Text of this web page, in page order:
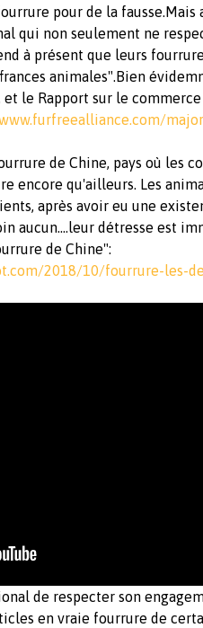
pour de la
qui non seulement ne
à présent que leurs
animales".Bien
le Rapport sur le
de Chine, pays où les
encore qu'ailleurs. Les
après avoir eu une
aucun....leur détresse est
de Chine":
2018/10/fourrure-les-
de respecter son
en vraie fourrure de